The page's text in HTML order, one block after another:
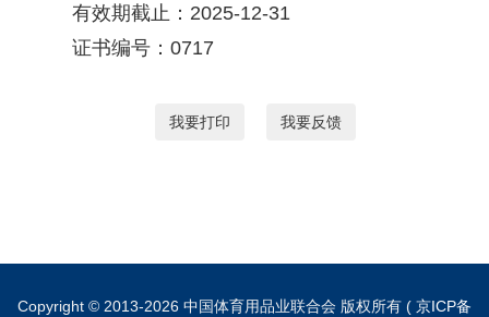
有效期截止：2025-12-31
证书编号：0717
我要打印 我要反馈
Copyright © 2013-2026 中国体育用品业联合会 版权所有 ( 京ICP备